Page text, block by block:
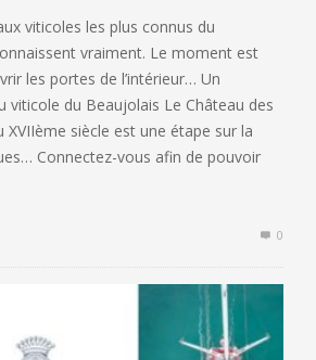
viticoles les plus connus du
vraiment. Le moment est
les portes de l’intérieur… Un
viticole du Beaujolais Le Château des
XVIIème siècle est une étape sur la
Connectez-vous afin de pouvoir
0